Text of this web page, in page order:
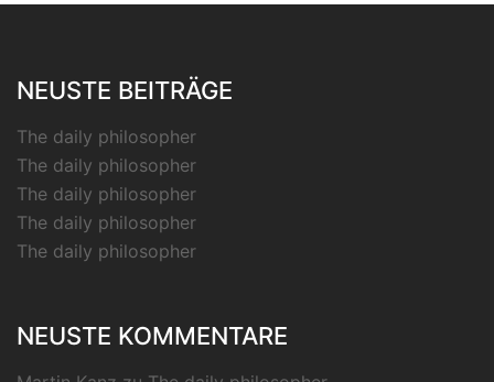
NEUSTE BEITRÄGE
The daily philosopher
The daily philosopher
The daily philosopher
The daily philosopher
The daily philosopher
NEUSTE KOMMENTARE